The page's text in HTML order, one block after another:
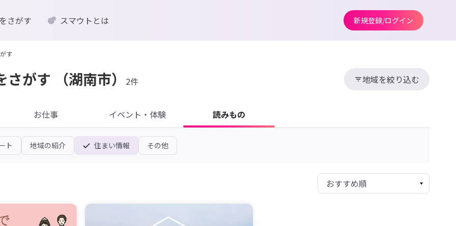
さがす スマウトとは 新規登録/ログイン
す
さがす （湖南市） 2件 地域を絞り込む
お仕事 イベント・体験 読みもの
ト 地域の紹介 住まい情報 その他